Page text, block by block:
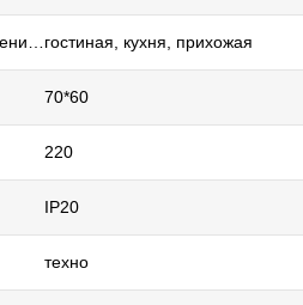
гостиная, кухня, прихожая
70*60
220
IP20
техно